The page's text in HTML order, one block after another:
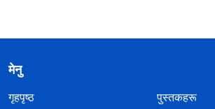
मेनु
गृहपृष्ठ
पुस्तकहरू